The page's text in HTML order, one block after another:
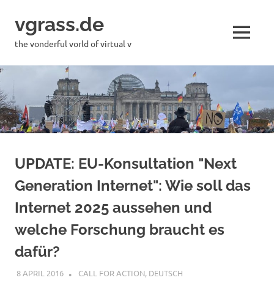
content
vgrass.de
the vonderful vorld of virtual v MENU
UPDATE: EU-Konsultation "Next
Generation Internet": Wie soll das
Internet 2025 aussehen und
welche Forschung braucht es
dafür?
8 APRIL 2016 VGRASS
CALL FOR ACTION, DEUTSCH